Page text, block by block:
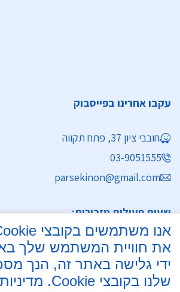
עקבו אחרינו בפייסבוק
חובבי ציון 37, פתח תקווה
03-9051555
parsekinon@gmail.com
שעות פעילות מזכירות:
ימים א' - ה' 8:30 - 16:30
מחלקת נישואין
את חוויית המשתמש שלך
ידי גלישה באתר זה, הנך
שלנו בקובצי Cookie.